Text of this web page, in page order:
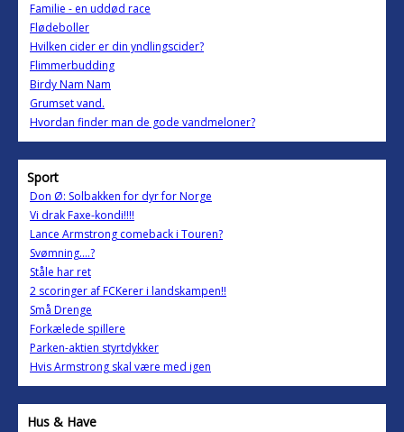
Familie - en uddød race
Flødeboller
Hvilken cider er din yndlingscider?
Flimmerbudding
Birdy Nam Nam
Grumset vand.
Hvordan finder man de gode vandmeloner?
Sport
Don Ø: Solbakken for dyr for Norge
Vi drak Faxe-kondi!!!!
Lance Armstrong comeback i Touren?
Svømning....?
Ståle har ret
2 scoringer af FCKerer i landskampen!!
Små Drenge
Forkælede spillere
Parken-aktien styrtdykker
Hvis Armstrong skal være med igen
Hus & Have